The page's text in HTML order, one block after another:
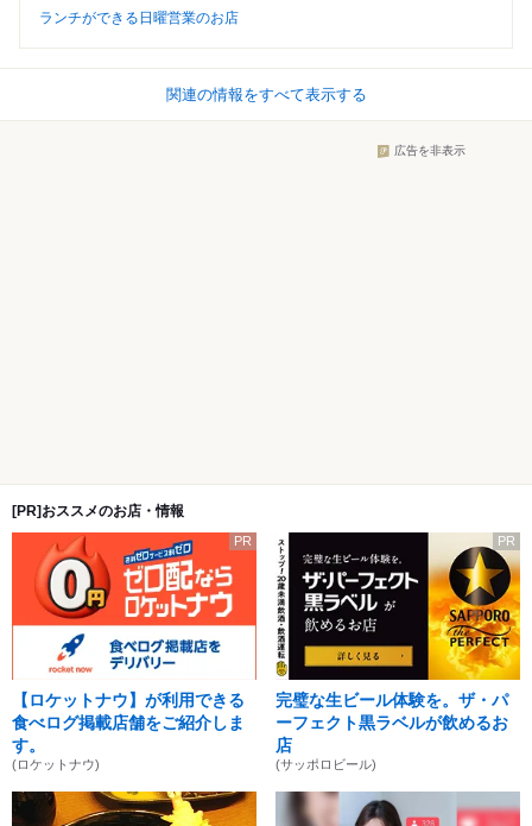
ランチができる日曜営業のお店
関連の情報をすべて表示する
広告を非表示
[PR]おススメのお店・情報
PR
【ロケットナウ】が利用できる
食べログ掲載店舗をご紹介しま
す。
(ロケットナウ)
PR
完璧な生ビール体験を。ザ・パ
ーフェクト黒ラベルが飲めるお
店
(サッポロビール)